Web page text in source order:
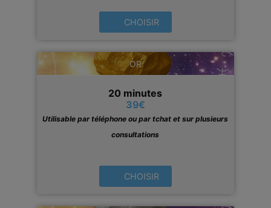
CHOISIR
OR
20 minutes
39€
Utilisable par téléphone ou par tchat et sur plusieurs
consultations
CHOISIR